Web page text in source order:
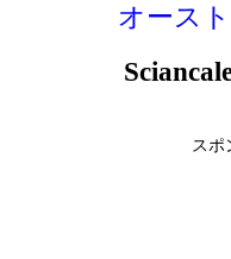
オース
スポ